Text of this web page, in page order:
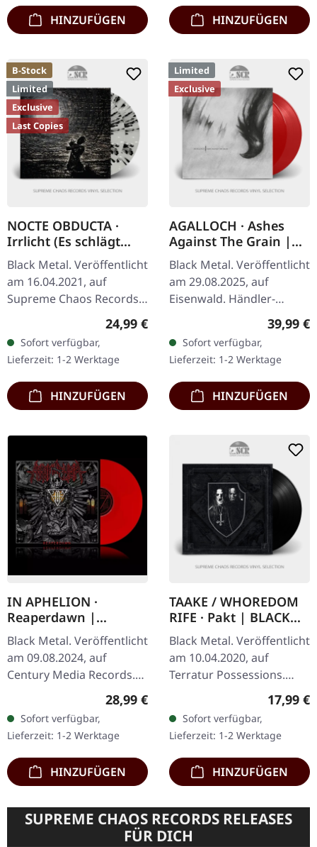
HINZUFÜGEN HINZUFÜGEN
B-Stock
Limited
Exclusive
Last Copies
NOCTE OBDUCTA ·
Irrlicht (Es schlägt
dem Mond ein kaltes
Herz) (B-Stock) |
SPLATTER 2LP
Black Metal. Veröffentlicht
am 16.04.2021, auf
Supreme Chaos Records.
Ultra Clear Doppel-Vinyl
mit grauen, weißen und
schwarzen Splatters im…
Regulärer Preis:
24,99 €
Sofort verfügbar,
Lieferzeit: 1-2 Werktage
HINZUFÜGEN
Limited
Exclusive
AGALLOCH · Ashes
Against The Grain |
TRANSPARENT RED
2LP
Black Metal. Veröffentlicht
am 29.08.2025, auf
Eisenwald. Händler-
Exlusiv. Transparent rotes
Doppel-Vinyl im Triple
Gatefold Cover mit…
39,99 €
Sofort verfügbar,
Lieferzeit: 1-2 Werktage
HINZUFÜGEN
IN APHELION ·
Reaperdawn |
BLOODRED LP
Black Metal. Veröffentlicht
am 09.08.2024, auf
Century Media Records.
Blutrotes Vinyl, limitiert
Gatefold-Cover. Das neue
Werk von…
Regulärer Preis:
28,99 €
Sofort verfügbar,
Lieferzeit: 1-2 Werktage
HINZUFÜGEN
TAAKE / WHOREDOM
RIFE · Pakt | BLACK
10" LP
Black Metal. Veröffentlicht
am 10.04.2020, auf
Terratur Possessions.
Schwarzes 10"-Vinyl im
Gatefold-Cover. Die Split-
10"-Schallplatte "Pakt"…
17,99 €
Sofort verfügbar,
Lieferzeit: 1-2 Werktage
HINZUFÜGEN
SUPREME CHAOS RECORDS RELEASES
FÜR DICH